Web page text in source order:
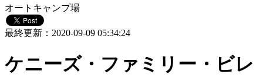
オートキャンプ場
最終更新：2020-09-09 05:34:24
ケニーズ・ファミリー・ビレ